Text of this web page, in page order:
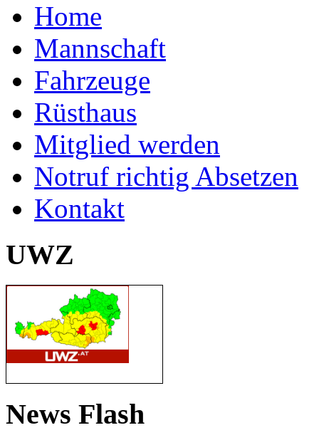
Home
Mannschaft
Fahrzeuge
Rüsthaus
Mitglied werden
Notruf richtig Absetzen
Kontakt
UWZ
News Flash